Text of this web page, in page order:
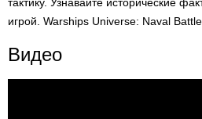
игрой. Warships Universe: Naval
Видео